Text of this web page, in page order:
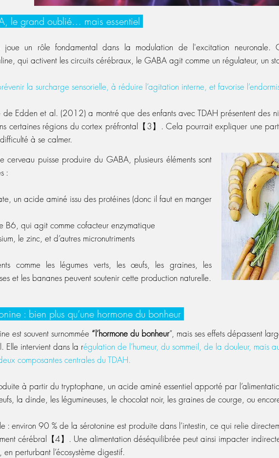
le grand oublié… mais essentiel
joue un rôle fondamental dans la modulation de l'excitation
qui activent les circuits cérébraux, le GABA agit comme un régulateur, un
la surcharge sensorielle, à réduire l’agitation interne, et favorise
de Edden et al. (2012) a montré que des enfants avec TDAH présentent des
certaines régions du cortex préfrontal【3】. Cela pourrait expliquer une
à se calmer.
cerveau puisse produire du GABA, plusieurs éléments sont
:
un acide aminé issu des protéines (donc il faut en manger
B6, qui agit comme cofacteur enzymatique
le zinc, et d’autres micronutriments
comme les légumes verts, les œufs, les graines, les
et les bananes peuvent soutenir cette production naturelle.
: bien plus qu’une hormone du bonheur
est souvent surnommée “l’hormone du bonheur”, mais ses effets dépassent
Elle intervient dans la régulation de l’humeur, du sommeil, de la douleur, mais
composantes centrales du TDAH.
à partir du tryptophane, un acide aminé essentiel apporté par
la dinde, les légumineuses, le chocolat noir, les graines de courge, ou
: environ 90 % de la sérotonine est produite dans l’intestin, ce qui relie
cérébral【4】. Une alimentation déséquilibrée peut ainsi impacter
en perturbant l’écosystème digestif.